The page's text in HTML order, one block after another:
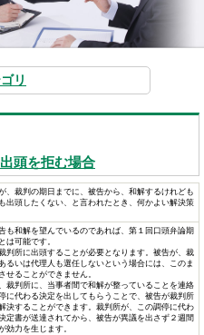
リ
頭を拒む場合
、裁判の期日までに、被告から、和解するけれども
出頭したくない、と言われたとき、何かよい解決策
も和解を望んでいるのであれば、第１回口頭弁論期
は可能です。
判所に出頭することが必要となります。被告が、裁
るいは代理人も選任しないという場合には、このま
せることができません。
裁判所に、当事者間で和解が整っていることを連絡
に代わる決定を出してもらうことで、被告が裁判所
決することができます。裁判所が、この調停に代わ
定書が送達されてから、被告が異議を出さず２週間
効力を生じます。